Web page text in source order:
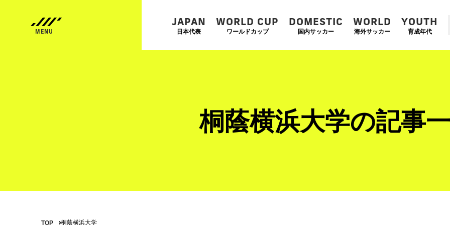
JAPAN
日本代表
WORLD CUP
ワールドカップ
DOMESTIC
国内サッカー
WORLD
海外サッカー
YOUTH
育成年代
桐蔭横浜大学の記事
TOP 桐蔭横浜大学